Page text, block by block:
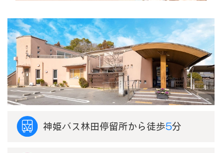
神姫バス林田停留所から徒歩5分